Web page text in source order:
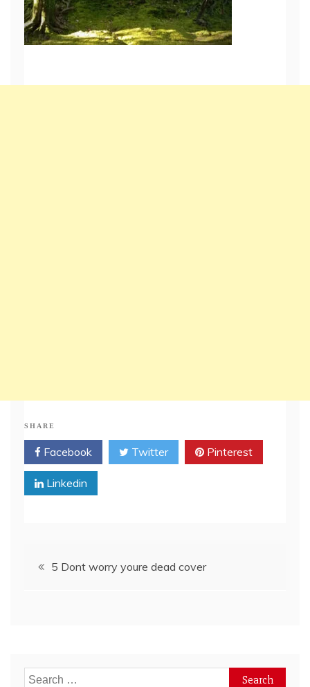
SHARE
Facebook Twitter Pinterest
Linkedin
Post5 Dont worry youre dead cover
Search